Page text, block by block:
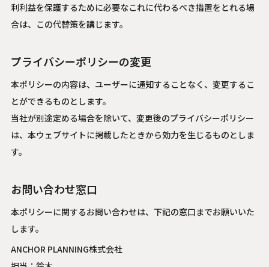
利利益を保護するために必要なこれに代わるべき措置をとれる場
合は、この代替策を講じます。
プライバシーポリシーの変更
本ポリシーの内容は、ユーザーに通知することなく、変更するこ
とができるものとします。
当社が別途定める場合を除いて、変更後のプライバシーポリシー
は、本ウェブサイトに掲載したときから効力を生じるものとしま
す。
お問い合わせ窓口
本ポリシーに関するお問い合わせは、下記の窓口までお願いいた
します。
ANCHOR PLANNING株式会社